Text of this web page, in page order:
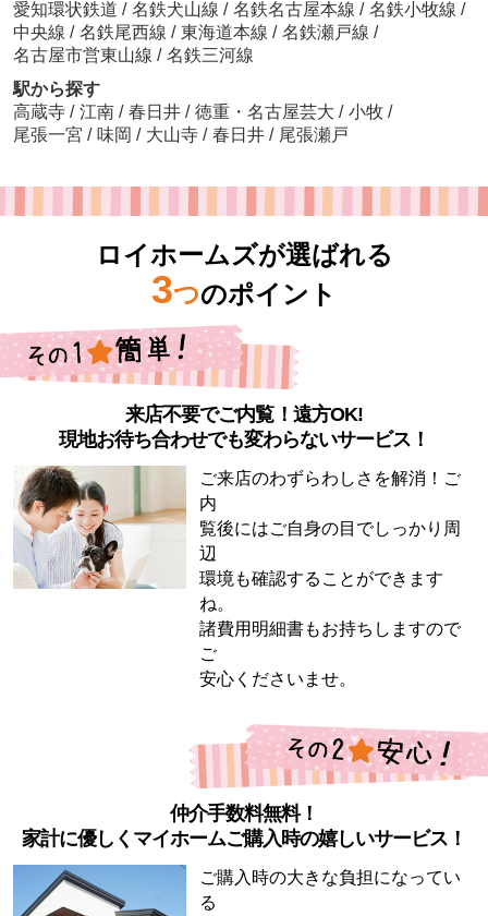
愛知環状鉄道 / 名鉄犬山線 / 名鉄名古屋本線 / 名鉄小牧線 /
中央線 / 名鉄尾西線 / 東海道本線 / 名鉄瀬戸線 /
名古屋市営東山線 / 名鉄三河線
駅から探す
高蔵寺 / 江南 / 春日井 / 徳重・名古屋芸大 / 小牧 /
尾張一宮 / 味岡 / 大山寺 / 春日井 / 尾張瀬戸
ロイホームズが選ばれる
3つのポイント
来店不要でご内覧！遠方OK!
現地お待ち合わせでも変わらないサービス！
ご来店のわずらわしさを解消！ご
内
覧後にはご自身の目でしっかり周
辺
環境も確認することができます
ね。
諸費用明細書もお持ちしますので
ご
安心くださいませ。
仲介手数料無料！
家計に優しくマイホームご購入時の嬉しいサービス！
ご購入時の大きな負担になってい
る